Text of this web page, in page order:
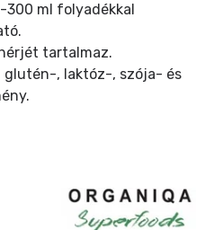
300 ml folyadékkal
tartalmaz.
glutén-, laktóz-, szója- és